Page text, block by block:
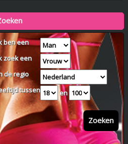
ben een
zoek een
de regio
tussen
en
Zoeken